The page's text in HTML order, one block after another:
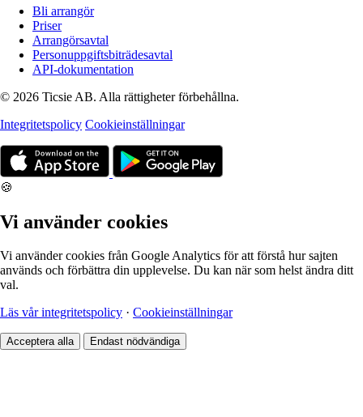
Bli arrangör
Priser
Arrangörsavtal
Personuppgiftsbiträdesavtal
API-dokumentation
© 2026 Ticsie AB. Alla rättigheter förbehållna.
Integritetspolicy Cookieinställningar
🍪
Vi använder cookies
Vi använder cookies från Google Analytics för att förstå hur sajten
används och förbättra din upplevelse. Du kan när som helst ändra ditt
val.
Läs vår integritetspolicy · Cookieinställningar
Acceptera alla Endast nödvändiga